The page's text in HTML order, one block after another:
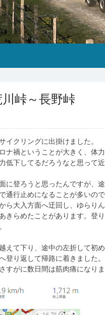
峠～長野峠
クリングに出掛けました。
ナ禍ということが大きく、体
下してるだろうなと思って近
登ろうと思ったんですが、
通行止めになることが多いの
大入方面へ迂回し、ゆらり
きらめたことがあります。登
えて下り、途中の左折して初
り返して帰路に着きました。
がに数日間は筋肉痛になりま